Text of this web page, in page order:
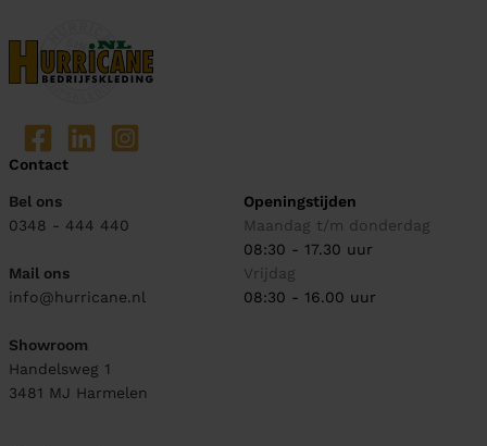
Contact
Bel ons
0348 - 444 440
Mail ons
info@hurricane.nl
Showroom
Handelsweg 1
3481 MJ Harmelen
Openingstijden
Maandag t/m donderdag
08:30 - 17.30 uur
Vrijdag
08:30 - 16.00 uur